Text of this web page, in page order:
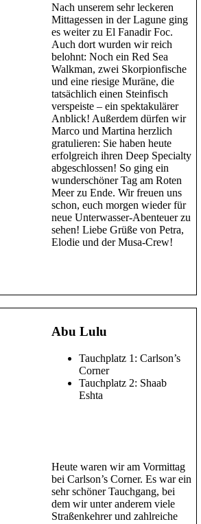
Nach unserem sehr leckeren
Mittagessen in der Lagune ging
es weiter zu El Fanadir Foc.
Auch dort wurden wir reich
belohnt: Noch ein Red Sea
Walkman, zwei Skorpionfische
und eine riesige Muräne, die
tatsächlich einen Steinfisch
verspeiste – ein spektakulärer
Anblick! Außerdem dürfen wir
Marco und Martina herzlich
gratulieren: Sie haben heute
erfolgreich ihren Deep Specialty
abgeschlossen! So ging ein
wunderschöner Tag am Roten
Meer zu Ende. Wir freuen uns
schon, euch morgen wieder für
neue Unterwasser-Abenteuer zu
sehen! Liebe Grüße von Petra,
Elodie und der Musa-Crew!
Abu Lulu
Tauchplatz 1: Carlson’s
Corner
Tauchplatz 2: Shaab
Eshta
Heute waren wir am Vormittag
bei Carlson’s Corner. Es war ein
sehr schöner Tauchgang, bei
dem wir unter anderem viele
Straßenkehrer und zahlreiche